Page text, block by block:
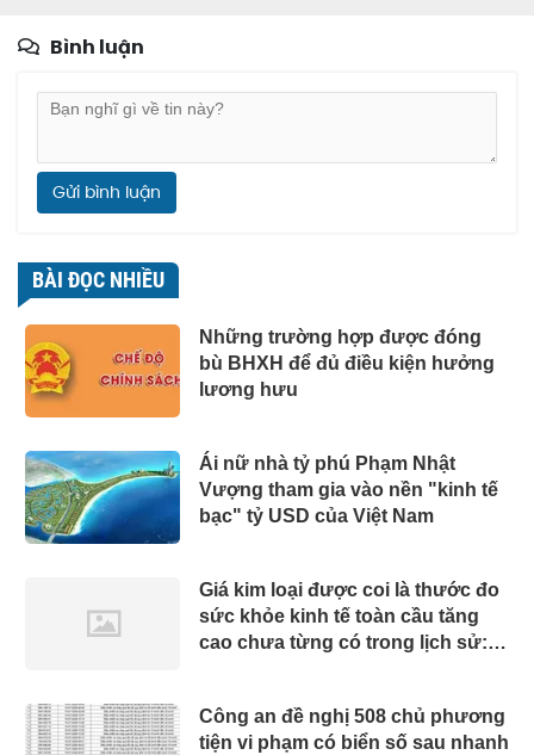
Bình luận
Gửi bình luận
BÀI ĐỌC NHIỀU
Những trường hợp được đóng
bù BHXH để đủ điều kiện hưởng
lương hưu
Ái nữ nhà tỷ phú Phạm Nhật
Vượng tham gia vào nền "kinh tế
bạc" tỷ USD của Việt Nam
Giá kim loại được coi là thước đo
sức khỏe kinh tế toàn cầu tăng
cao chưa từng có trong lịch sử:
Công an đề nghị 508 chủ phương
tiện vi phạm có biển số sau nhanh